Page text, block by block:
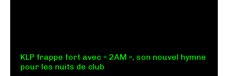
KLP frappe fort avec « 2AM », son nouvel hymne
pour les nuits de club